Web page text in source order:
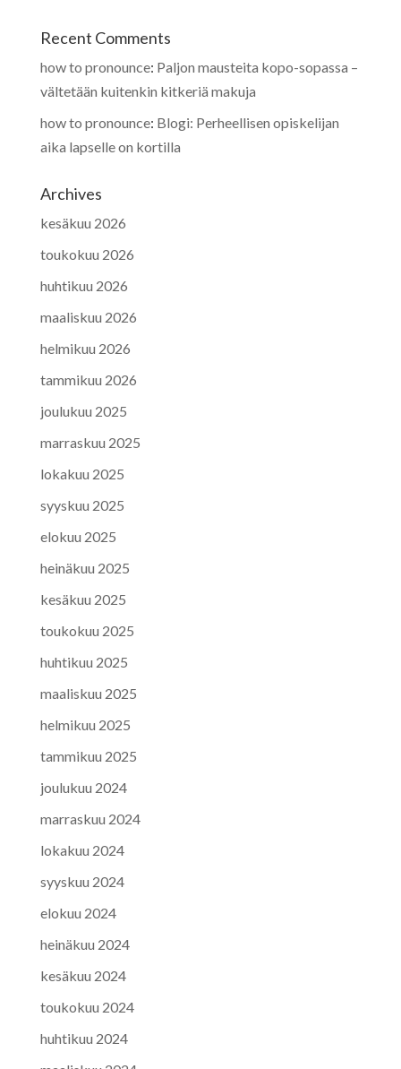
Recent Comments
how to pronounce: Paljon mausteita kopo-sopassa –
vältetään kuitenkin kitkeriä makuja
how to pronounce: Blogi: Perheellisen opiskelijan
aika lapselle on kortilla
Archives
kesäkuu 2026
toukokuu 2026
huhtikuu 2026
maaliskuu 2026
helmikuu 2026
tammikuu 2026
joulukuu 2025
marraskuu 2025
lokakuu 2025
syyskuu 2025
elokuu 2025
heinäkuu 2025
kesäkuu 2025
toukokuu 2025
huhtikuu 2025
maaliskuu 2025
helmikuu 2025
tammikuu 2025
joulukuu 2024
marraskuu 2024
lokakuu 2024
syyskuu 2024
elokuu 2024
heinäkuu 2024
kesäkuu 2024
toukokuu 2024
huhtikuu 2024